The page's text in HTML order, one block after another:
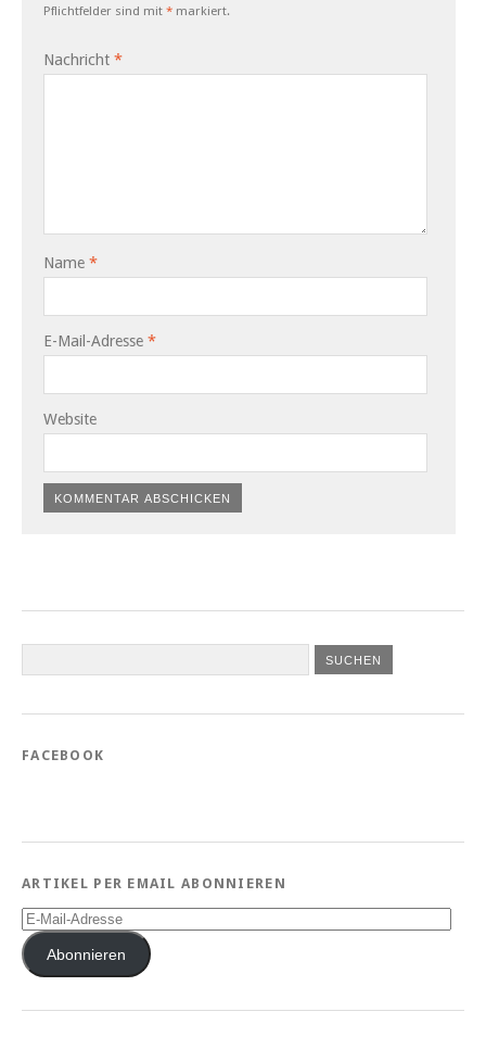
Pflichtfelder sind mit * markiert.
Nachricht *
Name *
E-Mail-Adresse *
Website
FACEBOOK
ARTIKEL PER EMAIL ABONNIEREN
E-
Mail-
AdresseAbonnieren